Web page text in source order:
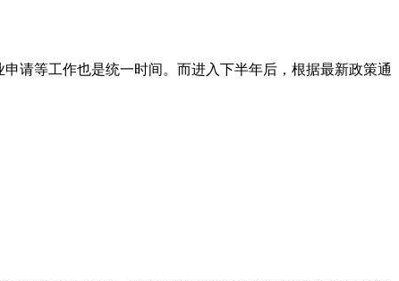
请等工作也是统一时间。而进入下半年后，根据最新政策通